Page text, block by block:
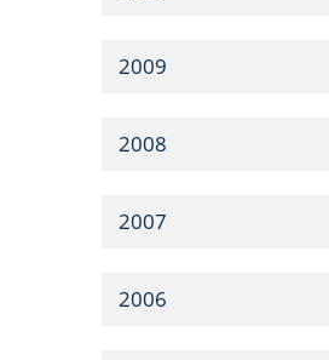
2009
2008
2007
2006